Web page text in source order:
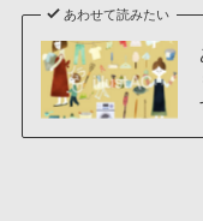
あわせて読みたい